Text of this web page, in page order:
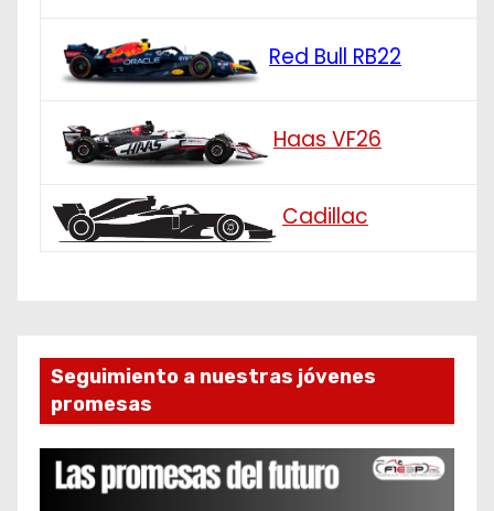
Red Bull RB22
Haas VF26
Cadillac
Seguimiento a nuestras jóvenes
promesas